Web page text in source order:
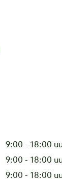
9:00 - 18:00
9:00 - 18:00
9:00 - 18:00